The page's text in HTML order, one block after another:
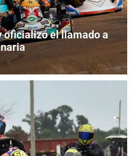
oficializó el llamado a